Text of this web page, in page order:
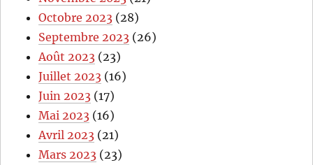
Octobre 2023 (28)
Septembre 2023 (26)
Août 2023 (23)
Juillet 2023 (16)
Juin 2023 (17)
Mai 2023 (16)
Avril 2023 (21)
Mars 2023 (23)